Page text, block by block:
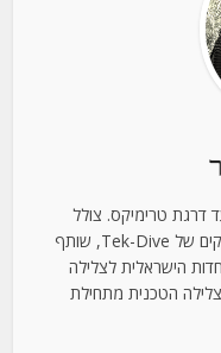
דרגת טרימיקס. צולל
מערכות סגורות. אוניות טבועות ומערות , מקים של Tek-Dive, שותף
הישראלית לצלילה
הטכנית מתחילת